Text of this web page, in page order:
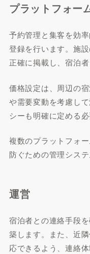
プラットフォー
予約管理と集客を効
登録を行います。施
正確に掲載し、宿泊
価格設定は、周辺の
や需要変動を考慮し
シーも明確に定める必
複数のプラットフォ
防ぐための管理シス
運営
宿泊者との連絡手段
築します。また、近
応できるよう、連絡体